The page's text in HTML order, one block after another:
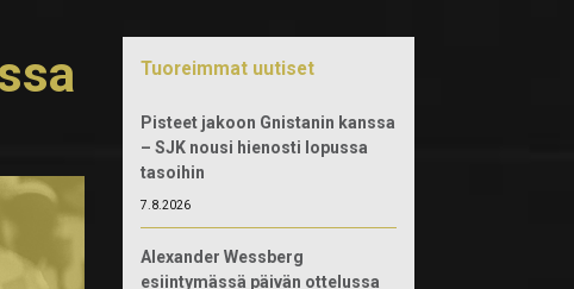
Tuoreimmat uutiset
Pisteet jakoon Gnistanin kanssa
– SJK nousi hienosti lopussa
tasoihin
7.8.2026
Alexander Wessberg
esiintymässä päivän ottelussa